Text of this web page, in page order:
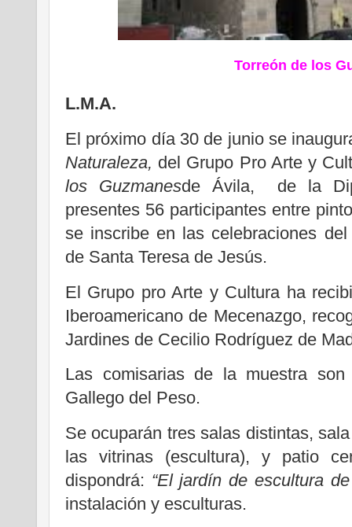
Torreón de los
L.M.A.
El próximo día 30 de junio se
Naturaleza, del Grupo Pro Arte y
los Guzmanesde Ávila, de la
presentes 56 participantes entre
se inscribe en las celebraciones
de Santa Teresa de Jesús.
El Grupo pro Arte y Cultura ha
Iberoamericano de Mecenazgo,
Jardines de Cecilio Rodríguez de
Las comisarias de la muestra
Gallego del Peso.
Se ocuparán tres salas distintas,
las vitrinas (escultura), y patio
dispondrá: “El jardín de escultura
instalación y esculturas.